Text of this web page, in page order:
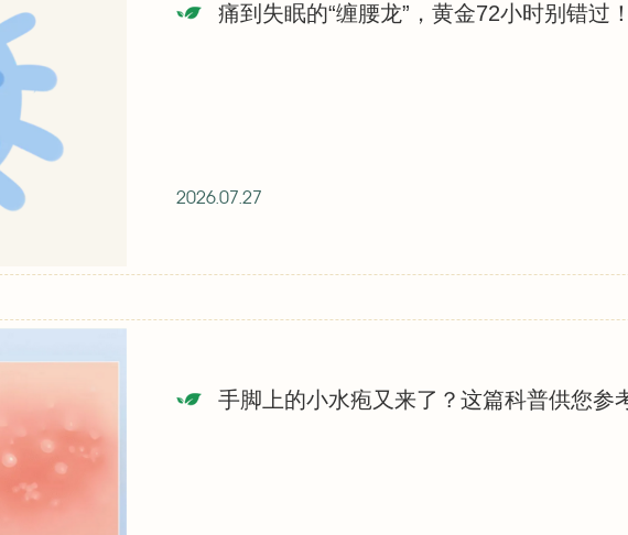
痛到失眠的“缠腰龙”，黄金72小时别错过
2026.07.27
手脚上的小水疱又来了？这篇科普供您参